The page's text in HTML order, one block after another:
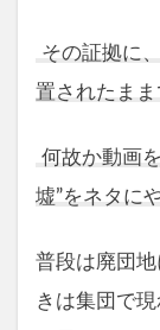
その証拠に
置されたまま
何故か動画
墟”をネタに
普段は廃団
きは集団で